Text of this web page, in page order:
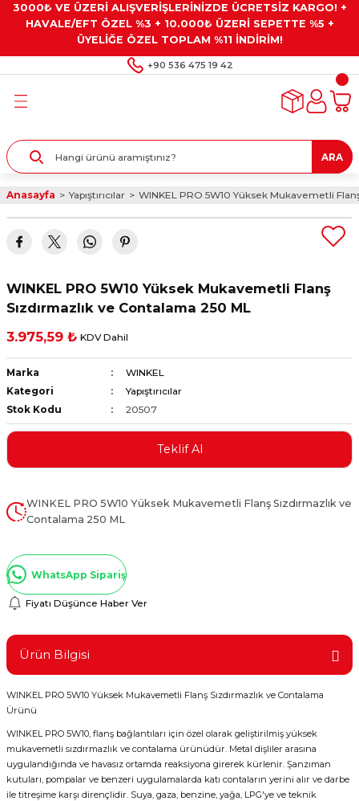
3000₺ VE ÜZERİ ALIŞVERİŞLERİNİZDE ÜCRETSİZ KARGO! +
HAVALE/EFT ÖZEL %3 + 10.000₺ ÜZERİ SEPETTE %5 +
ÜYELİĞE ÖZEL TOPLAM %11 İNDİRİM!
+90 536 475 19 42
Geri Dön
Geri Dön
Geri Dön
Gresler
Geri Dön
Alet Setleri
ve Multimetreler
ve Penseler
Geri Dön
Taşları ve
ARA
Anasayfa Yapıştırıcılar WINKEL PRO 5W10 Yüksek Mukavemetli
WINKEL PRO 5W10 Yüksek Mukavemetli Flanş
Sızdırmazlık ve Contalama 250 ML
3.975,59 ₺ KDV Dahil
Marka
WINKEL
Kategori
Yapıştırıcılar
Stok Kodu
20507
Teklif Al
WINKEL PRO 5W10 Yüksek Mukavemetli Flanş Sızdırmazlık ve
Contalama 250 ML
WhatsApp Sipariş
Fiyatı Düşünce Haber Ver
Ürün Bilgisi
WINKEL PRO 5W10 Yüksek Mukavemetli Flanş Sızdırmazlık ve Contalama
Ürünü
WINKEL PRO 5W10, flanş bağlantıları için özel olarak geliştirilmiş yüksek
mukavemetli sızdırmazlık ve contalama ürünüdür. Metal dişliler arasına
uygulandığında ve havasız ortamda reaksiyona girerek kürlenir. Şanzıman
kutuları, pompalar ve benzeri uygulamalarda katı contaların yerini alır ve darbe
ile titreşime karşı dirençlidir. Suya, gaza, benzine, yağa, LPG'ye ve teknik